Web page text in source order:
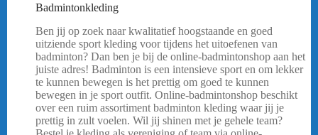
Badmintonkleding
Ben jij op zoek naar kwalitatief hoogstaande en goed
uitziende sport kleding voor tijdens het uitoefenen van
badminton? Dan ben je bij de online-badmintonshop aan het
juiste adres! Badminton is een intensieve sport en om lekker
te kunnen bewegen is het prettig om goed te kunnen
bewegen in je sport outfit. Online-badmintonshop beschikt
over een ruim assortiment badminton kleding waar jij je
prettig in zult voelen. Wil jij shinen met je gehele team?